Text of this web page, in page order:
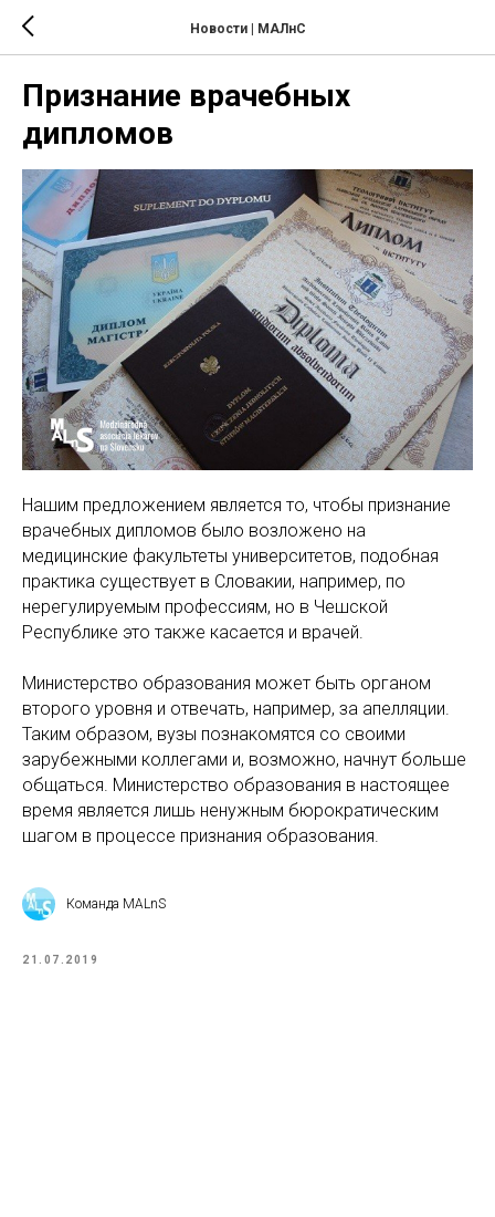
Новости | МАЛнС
Признание врачебных
дипломов
Нашим предложением является то, чтобы признание
врачебных дипломов было возложено на
медицинские факультеты университетов, подобная
практика существует в Словакии, например, по
нерегулируемым профессиям, но в Чешской
Республике это также касается и врачей.
Министерство образования может быть органом
второго уровня и отвечать, например, за апелляции.
Таким образом, вузы познакомятся со своими
зарубежными коллегами и, возможно, начнут больше
общаться. Министерство образования в настоящее
время является лишь ненужным бюрократическим
шагом в процессе признания образования.
Команда MALnS
21.07.2019